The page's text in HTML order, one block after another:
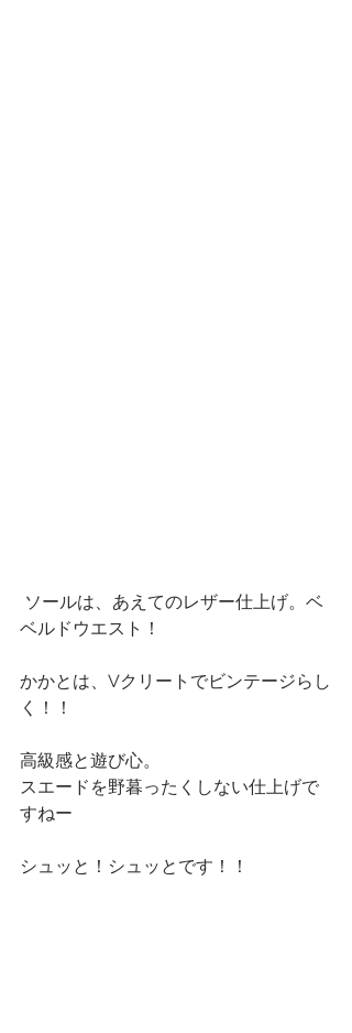
ベルドウエスト！
かかとは、Vクリートでビンテージらし
く！！
高級感と遊び心。
スエードを野暮ったくしない仕上げで
すねー
シュッと！シュッとです！！